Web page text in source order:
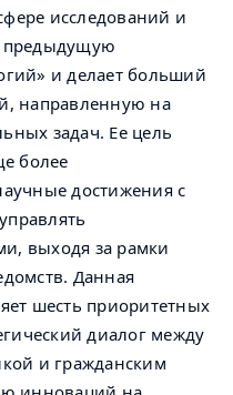
исследований и
предыдущую
и делает больший
направленную на
задач. Ее цель
более
достижения с
выходя за рамки
Данная
шесть приоритетных
диалог между
и гражданским